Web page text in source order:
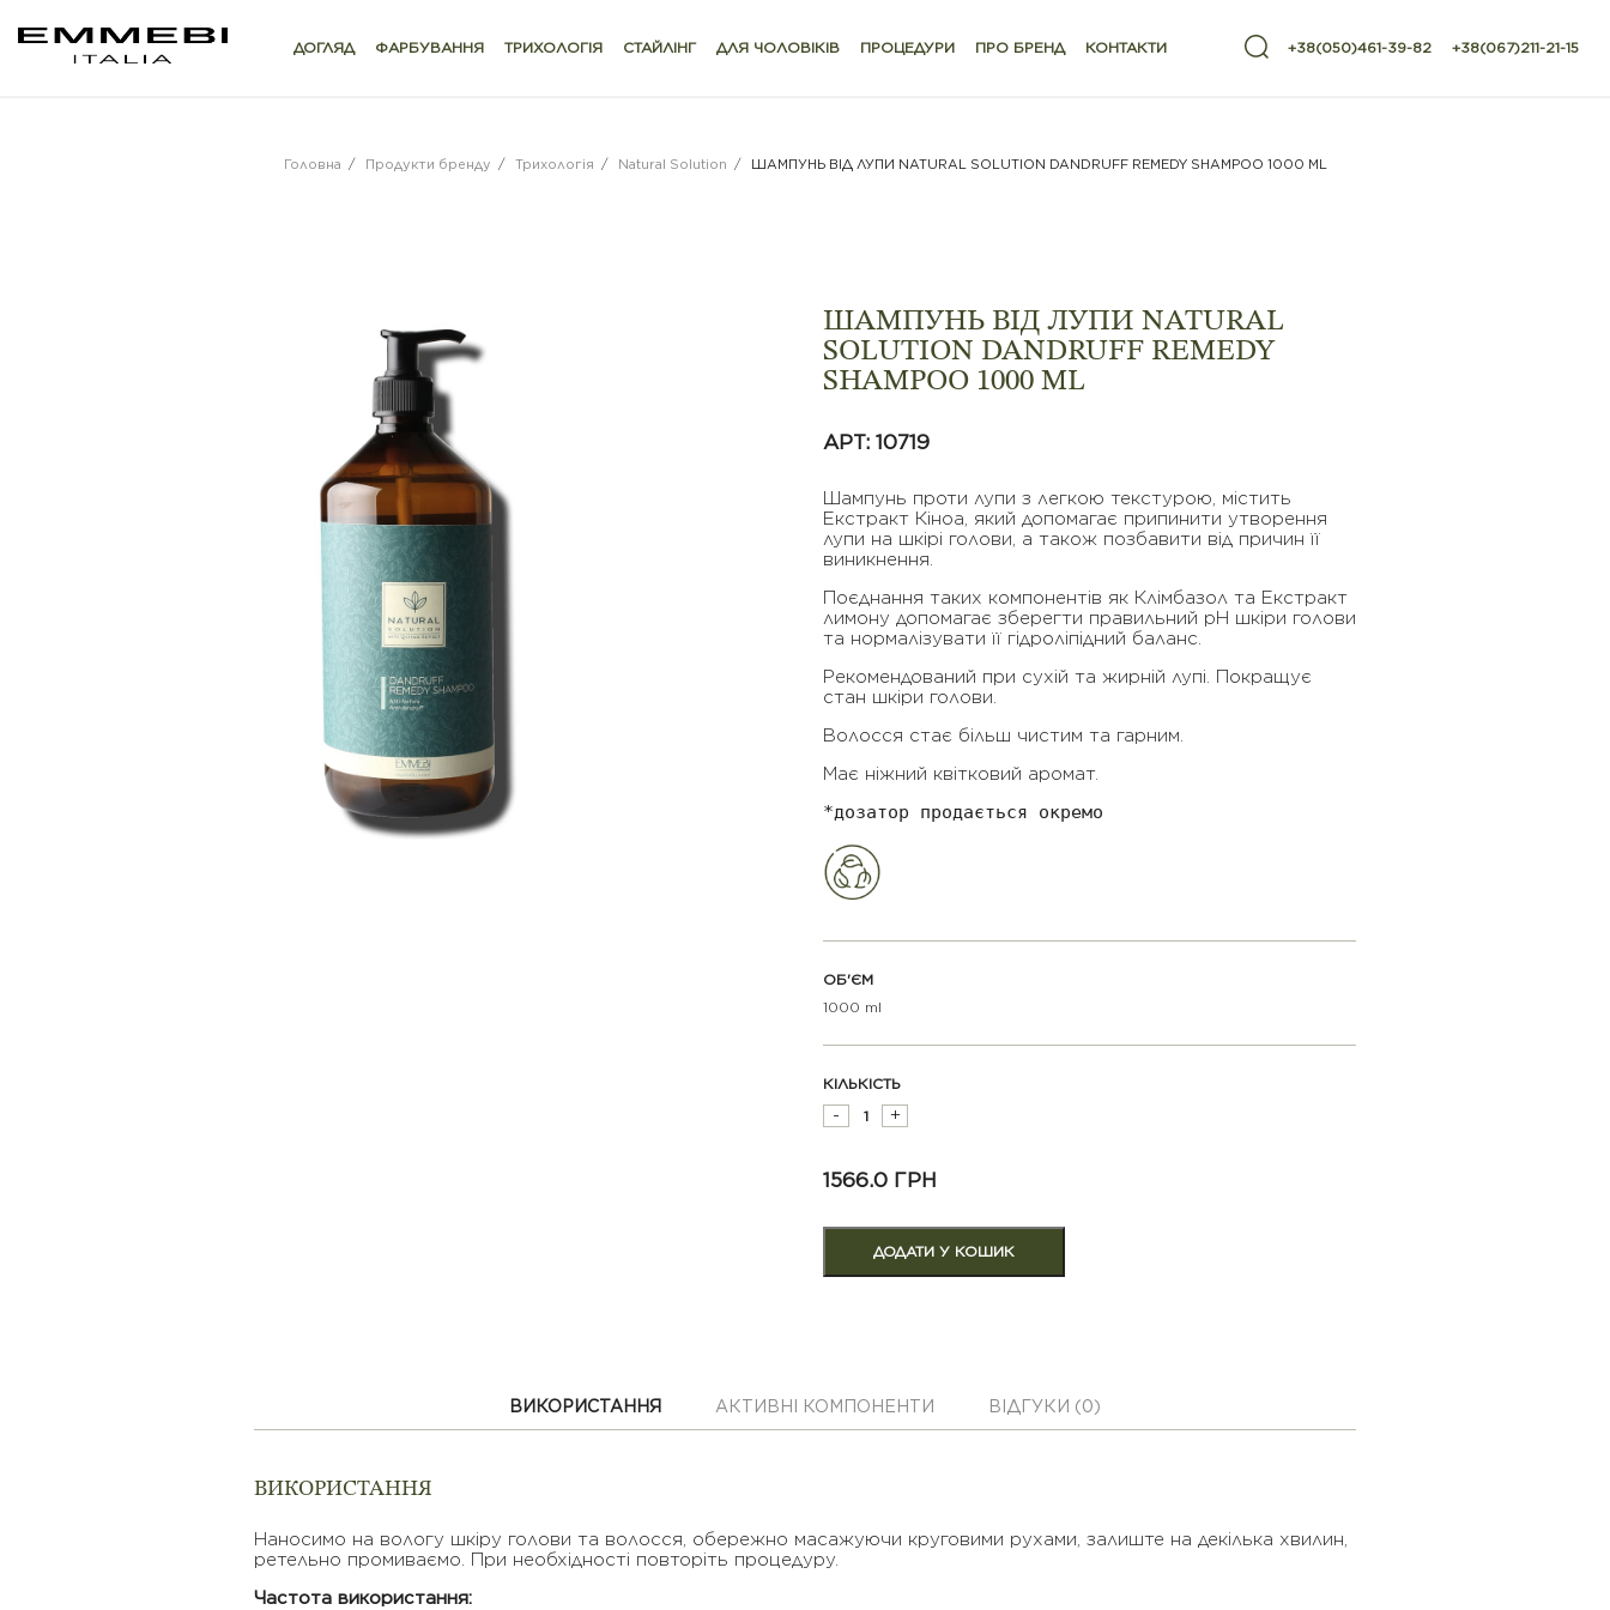
ДОГЛЯД ФАРБУВАННЯ ТРИХОЛОГІЯ СТАЙЛІНГ ДЛЯ ЧОЛОВІКІВ ПРОЦЕДУРИ ПРО БРЕНД КОНТАКТИ +38(050)461-39-82 +38(067)211-21-15
Головна / Продукти бренду / Трихологія / Natural Solution / ШАМПУНЬ ВІД ЛУПИ NATURAL SOLUTION DANDRUFF REMEDY SHAMPOO 1000 ML
ШАМПУНЬ ВІД ЛУПИ NATURAL
SOLUTION DANDRUFF REMEDY
SHAMPOO 1000 ML
АРТ: 10719
Шампунь проти лупи з легкою текстурою, містить
Екстракт Кіноа, який допомагає припинити утворення
лупи на шкірі голови, а також позбавити від причин її
виникнення.
Поєднання таких компонентів як Клімбазол та Екстракт
лимону допомагає зберегти правильний pH шкіри голови
та нормалізувати її гідроліпідний баланс.
Рекомендований при сухій та жирній лупі. Покращує
стан шкіри голови.
Волосся стає більш чистим та гарним.
Має ніжний квітковий аромат.
*дозатор продається окремо
ОБ'ЄМ
1000 ml
КІЛЬКІСТЬ
- +
1566.0 ГРН
ВИКОРИСТАННЯ АКТИВНІ КОМПОНЕНТИ ВІДГУКИ (0)
ВИКОРИСТАННЯ
Наносимо на вологу шкіру голови та волосся, обережно масажуючи круговими рухами, залиште на декілька хвилин,
ретельно промиваємо. При необхідності повторіть процедуру.
Частота використання: